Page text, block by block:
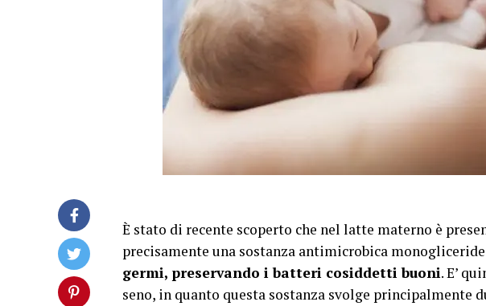
È stato di recente scoperto che nel latte materno è
precisamente una sostanza antimicrobica monogliceride
germi, preservando i batteri cosiddetti buoni. E’
seno, in quanto questa sostanza svolge principalmente